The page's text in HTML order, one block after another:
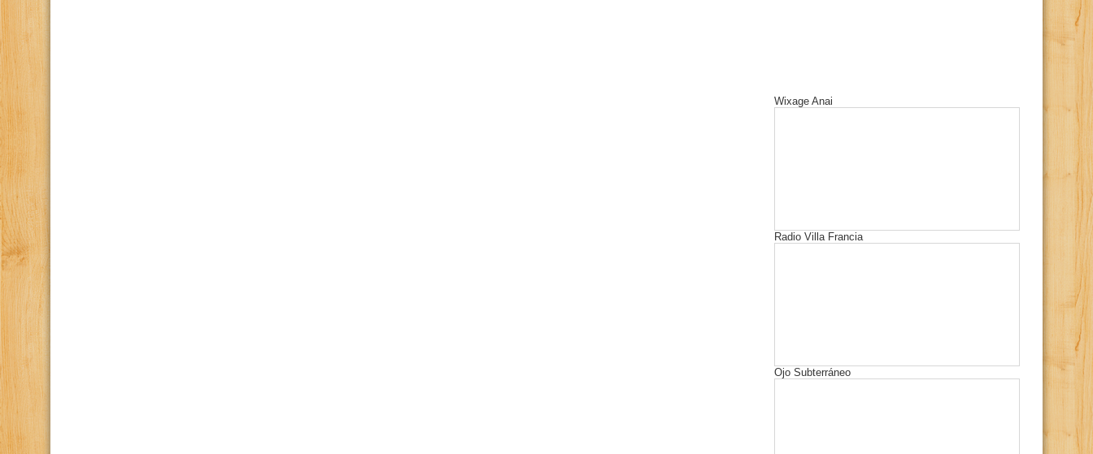
Wixage Anai
Radio Villa Francia
Ojo Subterráneo